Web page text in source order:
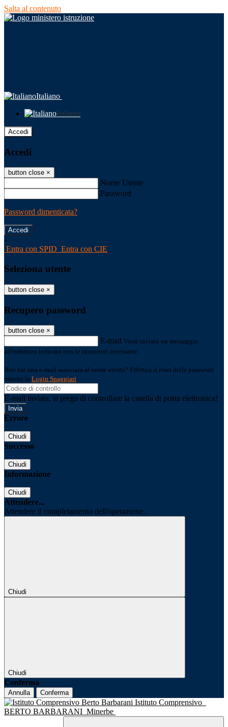
Salta al contenuto
Italiano
Italiano
Accedi
Accedi
button close ×
Nome Utente
Password
Password dimenticata?
-
Entra con SPID Entra con CIE
Seleziona utente
button close ×
Recupero password
button close ×
E-mail Verrà inviato un messaggio
all'indirizzo indicato con le istruzioni necessarie.
Non hai una e-mail associata al nome utente? Effettua il reset della password
tramite la Login Spaggiari
E-mail inviata, si prega di controllare la casella di posta elettronica!
Errore
Chiudi
Successo
Chiudi
Informazione
Chiudi
Attendere...
Attendere il completamento dell'operazione...
Chiudi
Chiudi
Conferma
Annulla Conferma
Istituto Comprensivo
BERTO BARBARANI Minerbe